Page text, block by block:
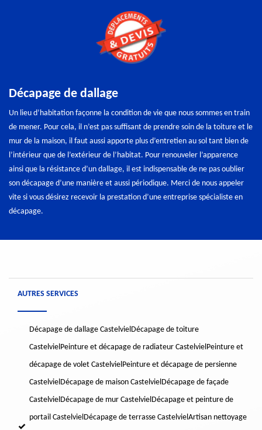
Décapage de dallage
Un lieu d’habitation façonne la condition de vie que nous sommes en train
de mener. Pour cela, il n’est pas suffisant de prendre soin de la toiture et le
mur de la maison, il faut aussi apporte plus d’entretien au sol tant bien de
l’intérieur que de l’extérieur de l’habitat. Pour renouveler l’apparence
ainsi que la résistance d’un dallage, il est indispensable de ne pas oublier
son décapage d’une manière et aussi périodique. Merci de nous appeler
vite si vous désirez recevoir la prestation d’une entreprise spécialiste en
décapage.
AUTRES SERVICES
Décapage de dallage CastelvielDécapage de toiture
CastelvielPeinture et décapage de radiateur CastelvielPeinture et
décapage de volet CastelvielPeinture et décapage de persienne
CastelvielDécapage de maison CastelvielDécapage de façade
CastelvielDécapage de mur CastelvielDécapage et peinture de
portail CastelvielDécapage de terrasse CastelvielArtisan nettoyage